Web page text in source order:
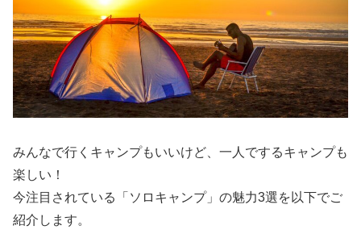
みんなで行くキャンプもいいけど、一人でするキャンプも
楽しい！
今注目されている「ソロキャンプ」の魅力3選を以下でご
紹介します。